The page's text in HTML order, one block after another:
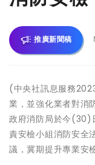
推廣新聞稿
(中央社訊息服務
業，並強化業者對消
政府消防局於今(30)
責安檢小組消防安全
議，冀期提升專業安